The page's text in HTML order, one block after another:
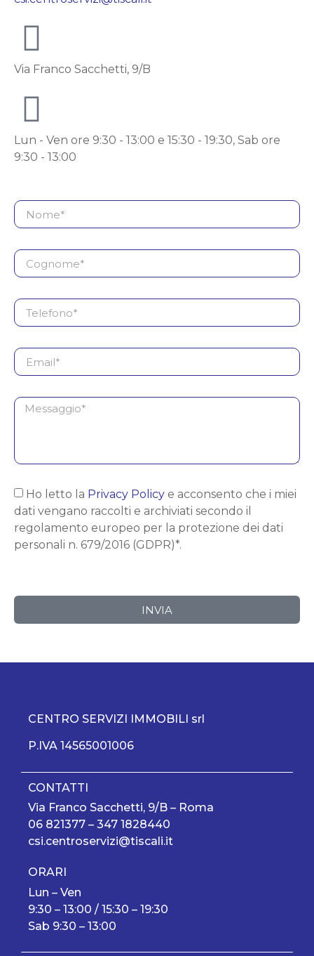
Via Franco Sacchetti, 9/B
Lun - Ven ore 9:30 - 13:00 e 15:30 - 19:30, Sab ore
9:30 - 13:00
Ho letto la Privacy Policy e acconsento che i miei
dati vengano raccolti e archiviati secondo il
regolamento europeo per la protezione dei dati
personali n. 679/2016 (GDPR)*.
INVIA
CENTRO SERVIZI IMMOBILI srl
P.IVA 14565001006
CONTATTI
Via Franco Sacchetti, 9/B – Roma
06 821377 – 347 1828440
csi.centroservizi@tiscali.it
ORARI
Lun – Ven
9:30 – 13:00 / 15:30 – 19:30
Sab 9:30 – 13:00